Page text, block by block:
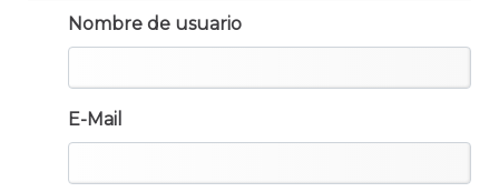
Nombre de usuario
E-Mail